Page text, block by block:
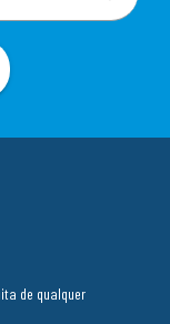
de qualquer